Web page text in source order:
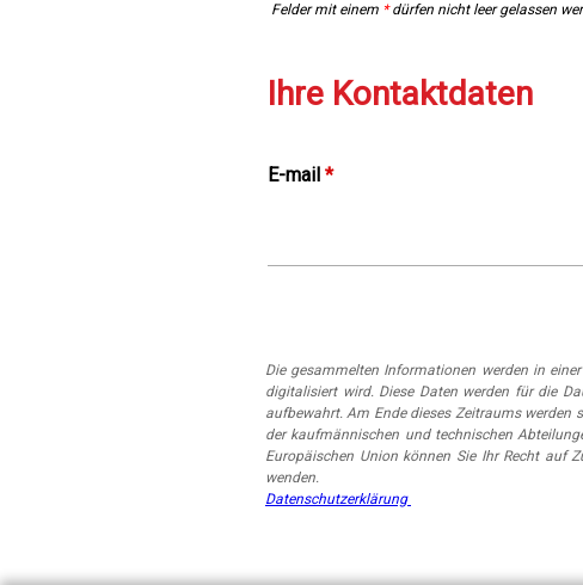
Felder mit einem *dürfen nicht leer gelassen
Ihre Kontaktdaten
E-mail *
Die gesammelten Informationen werden in
digitalisiert wird. Diese Daten werden für die
aufbewahrt. Am Ende dieses Zeitraums
der kaufmännischen und technischen
Europäischen Union können Sie Ihr Recht auf
wenden.
Datenschutzerklärung